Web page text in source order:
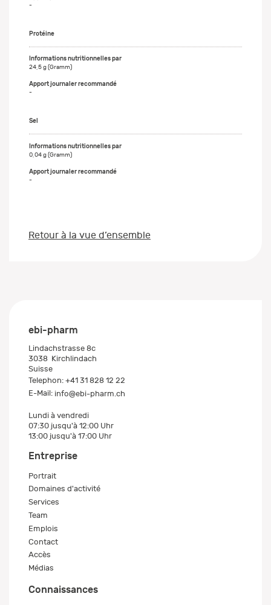
-
Protéine
24,5 g (Gramm)
-
Sel
0,04 g (Gramm)
-
Retour à la vue d’ensemble
ebi-pharm
Lindachstrasse 8c
3038 Kirchlindach
Suisse
Telephon: +41 31 828 12 22
E-Mail: info@ebi-pharm.ch
Lundi à vendredi
07:30 jusqu'à 12:00 Uhr
13:00 jusqu'à 17:00 Uhr
Entreprise
Portrait
Domaines d'activité
Services
Team
Emplois
Contact
Accès
Médias
Connaissances